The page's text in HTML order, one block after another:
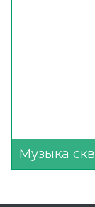
Музыка